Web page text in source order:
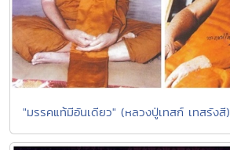
"มรรคแท้มีอันเดียว" (หลวงปู่เทสก์ เทสรังสี)